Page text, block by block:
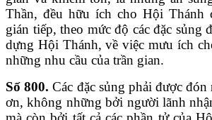
Thần, đều hữu ích cho Hội Thánh
gián tiếp, theo mức độ các đặc sủng
dựng Hội Thánh, về việc mưu ích
những nhu cầu của trần gian.
Số 800. Các đặc sủng phải được
ơn, không những bởi người lãnh